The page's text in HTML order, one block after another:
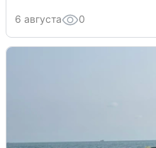
6 августа 0